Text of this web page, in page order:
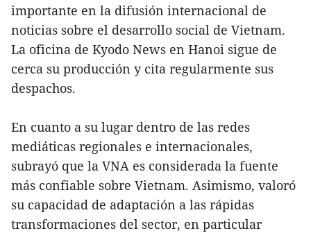
importante en la difusión internacional de
noticias sobre el desarrollo social de Vietnam.
La oficina de Kyodo News en Hanoi sigue de
cerca su producción y cita regularmente sus
despachos.
En cuanto a su lugar dentro de las redes
mediáticas regionales e internacionales,
subrayó que la VNA es considerada la fuente
más confiable sobre Vietnam. Asimismo, valoró
su capacidad de adaptación a las rápidas
transformaciones del sector, en particular